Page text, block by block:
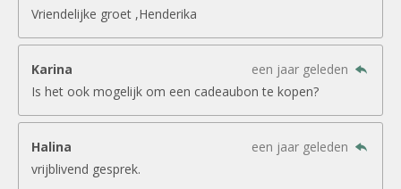
Vriendelijke groet ,Henderika
Karina
een jaar geleden
Is het ook mogelijk om een cadeaubon te kopen?
Halina
een jaar geleden
vrijblivend gesprek.